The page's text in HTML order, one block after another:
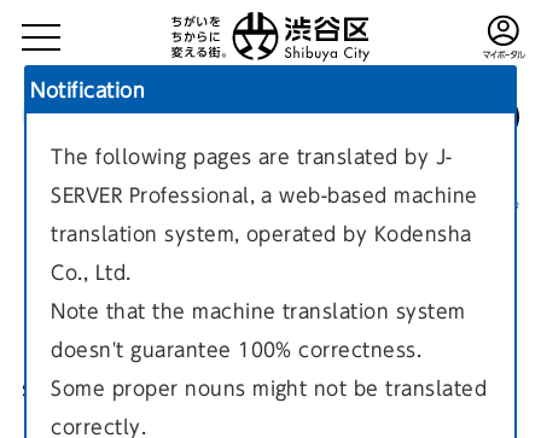
現在のページ
物価高対応子育て応援手当
Notification
The following pages are translated by J-
SERVER Professional, a web-based machine
translation system, operated by Kodensha
Co., Ltd.
Note that the machine translation system
doesn't guarantee 100% correctness.
Some proper nouns might not be translated
correctly.